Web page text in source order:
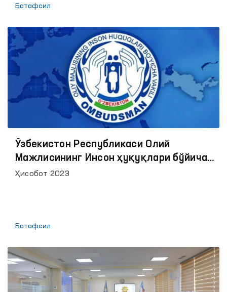
бошқариш органлари қўмитаси йиғилиши бўлиб
вазирлигининг "Жазони ижро этиш муассасалари ва
тергов ҳибсхоналарининг инсоннинг ҳуқуқ ва
эркинликларини таъминлашга доир фаолияти
тўғрисида"ги ахбороти эшитилди.
Батафсил
Ўзбекистон Республикаси Олий
Мажлисининг Инсон ҳуқуқлари бўйича
вакили (омбудсман)нинг 2023 йилдаги
Ҳисобот 2023
Батафсил